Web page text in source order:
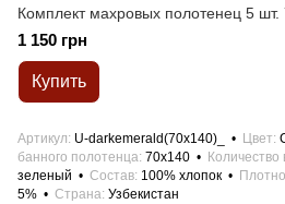
Комплект махровых полотенец 5 шт.
1 150 грн
Купить
Артикул U-darkemerald(70x140)_ Цвет
банного полотенца 70x140 Количество
зеленый
Состав 100% хлопок
5%
Страна Узбекистан